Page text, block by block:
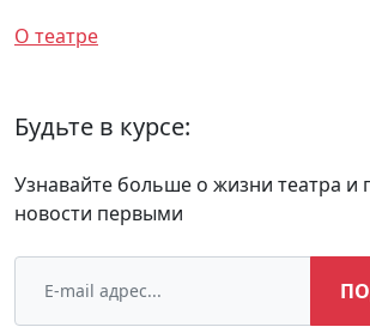
О театре
Будьте в курсе:
Узнавайте больше о жизни театра и
новости первыми